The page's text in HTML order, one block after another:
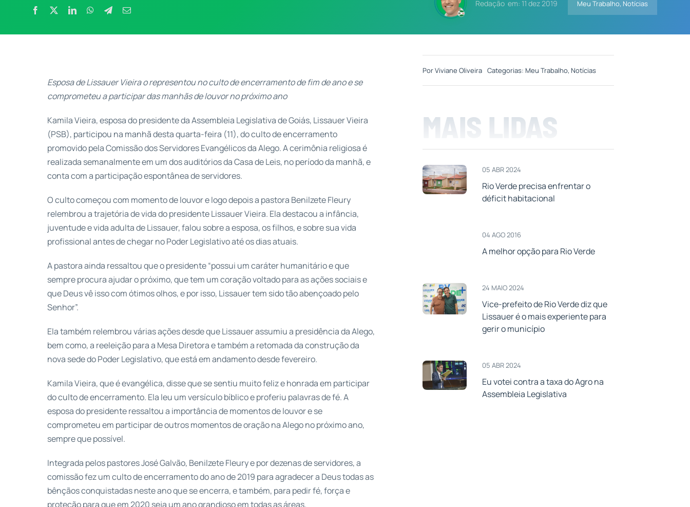
Redação em: 11 dez 2019 Meu Trabalho, Notícias
Esposa de Lissauer Vieira o representou no culto de encerramento de fim de ano e se
comprometeu a participar das manhãs de louvor no próximo ano
Kamila Vieira, esposa do presidente da Assembleia Legislativa de Goiás, Lissauer Vieira
(PSB), participou na manhã desta quarta-feira (11), do culto de encerramento
promovido pela Comissão dos Servidores Evangélicos da Alego. A cerimônia religiosa é
realizada semanalmente em um dos auditórios da Casa de Leis, no período da manhã, e
conta com a participação espontânea de servidores.
O culto começou com momento de louvor e logo depois a pastora Benilzete Fleury
relembrou a trajetória de vida do presidente Lissauer Vieira. Ela destacou a infância,
juventude e vida adulta de Lissauer, falou sobre a esposa, os filhos, e sobre sua vida
profissional antes de chegar no Poder Legislativo até os dias atuais.
A pastora ainda ressaltou que o presidente “possui um caráter humanitário e que
sempre procura ajudar o próximo, que tem um coração voltado para as ações sociais e
que Deus vê isso com ótimos olhos, e por isso, Lissauer tem sido tão abençoado pelo
Senhor”.
Ela também relembrou várias ações desde que Lissauer assumiu a presidência da Alego,
bem como, a reeleição para a Mesa Diretora e também a retomada da construção da
nova sede do Poder Legislativo, que está em andamento desde fevereiro.
Kamila Vieira, que é evangélica, disse que se sentiu muito feliz e honrada em participar
do culto de encerramento. Ela leu um versículo bíblico e proferiu palavras de fé. A
esposa do presidente ressaltou a importância de momentos de louvor e se
comprometeu em participar de outros momentos de oração na Alego no próximo ano,
sempre que possível.
Integrada pelos pastores José Galvão, Benilzete Fleury e por dezenas de servidores, a
comissão fez um culto de encerramento do ano de 2019 para agradecer a Deus todas as
bênçãos conquistadas neste ano que se encerra, e também, para pedir fé, força e
proteção para que em 2020 seja um ano grandioso em todas as áreas.
PorViviane Oliveira Categorias: Meu Trabalho, Notícias
MAIS LIDAS
05 ABR 2024
Rio Verde precisa enfrentar o
déficit habitacional
04 AGO 2016
A melhor opção para Rio Verde
24 MAIO 2024
Vice-prefeito de Rio Verde diz que
Lissauer é o mais experiente para
gerir o município
05 ABR 2024
Eu votei contra a taxa do Agro na
Assembleia Legislativa